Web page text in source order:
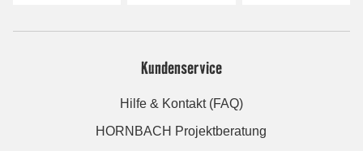
Kundenservice
Hilfe & Kontakt (FAQ)
HORNBACH Projektberatung